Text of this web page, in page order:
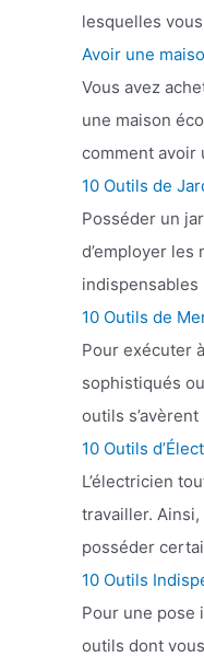
lesquelles
Avoir une
Vous avez
une maison
comment avoir
10 Outils de
Posséder un
d’employer
10 Outils de
Pour exécuter
sophistiqués
outils
10 Outils
L’électricien
travailler.
posséder
10 Outils
Pour une pose
outils dont